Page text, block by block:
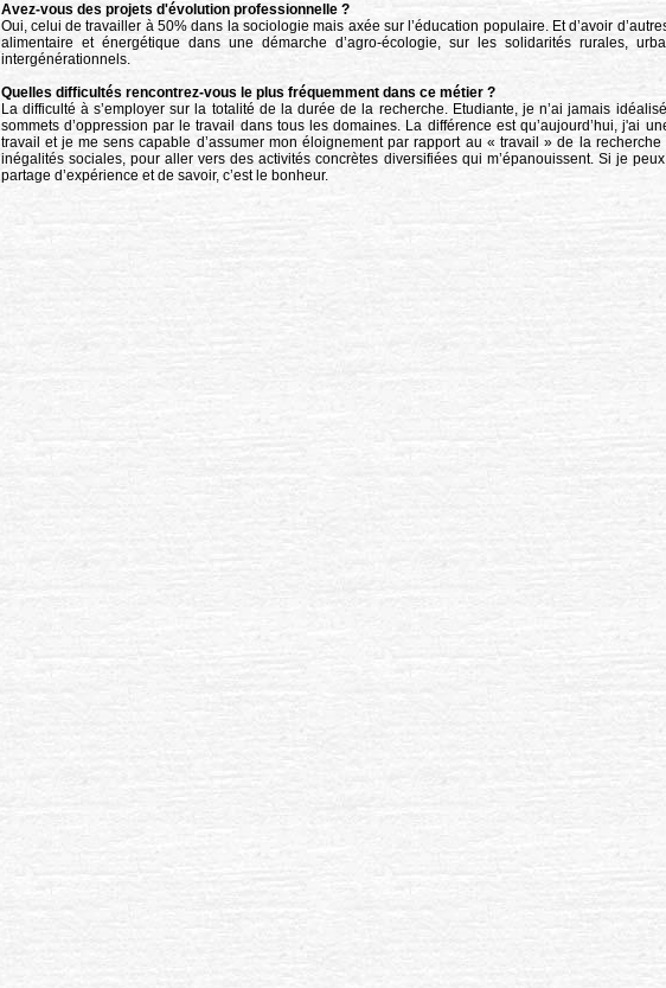
Avez-vous des projets d'évolution professionnelle ?
Oui, celui de travailler à 50% dans la sociologie mais axée sur l’éducation populaire. Et d’avoir
alimentaire et énergétique dans une démarche d’agro-écologie, sur les solidarités rurales,
intergénérationnels.
Quelles difficultés rencontrez-vous le plus fréquemment dans ce métier ?
La difficulté à s’employer sur la totalité de la durée de la recherche. Etudiante, je n’ai jamais
sommets d’oppression par le travail dans tous les domaines. La différence est qu’aujourd’hui, j'ai
travail et je me sens capable d’assumer mon éloignement par rapport au « travail » de la
inégalités sociales, pour aller vers des activités concrètes diversifiées qui m’épanouissent. Si je
partage d’expérience et de savoir, c’est le bonheur.